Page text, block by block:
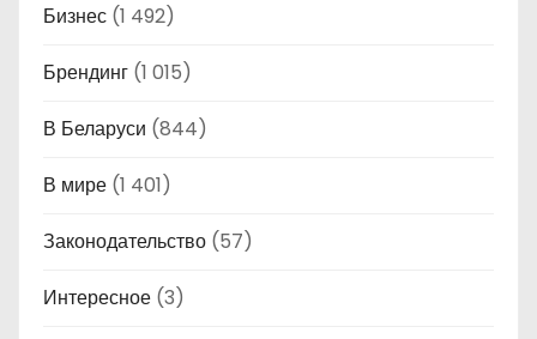
Бизнес (1 492)
Брендинг (1 015)
В Беларуси (844)
В мире (1 401)
Законодательство (57)
Интересное (3)